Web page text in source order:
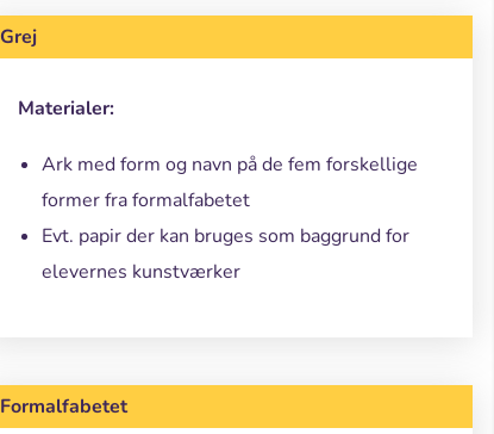
Grej
Materialer:
Ark med form og navn på de fem forskellige
former fra formalfabetet
Evt. papir der kan bruges som baggrund for
elevernes kunstværker
Formalfabetet